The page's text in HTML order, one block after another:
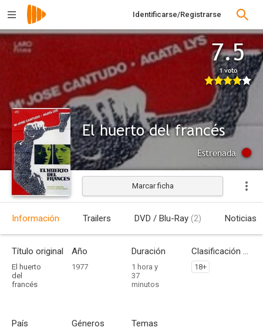
Identificarse/Registrarse
7.5
1 voto
El huerto del francés
Estrenada
Marcar ficha
Información Trailers DVD / Blu-Ray (2) Noticias
Título original
El huerto
del
francés
Año
1977
Duración
1 hora y
37
minutos
Clasificación por edades
18+
País Géneros Temas